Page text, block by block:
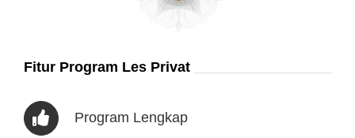
Fitur Program Les Privat
Program Lengkap